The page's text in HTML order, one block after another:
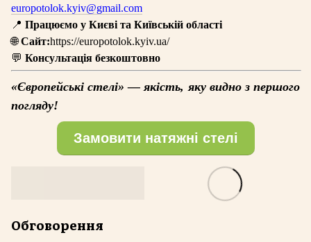
europotolok.kyiv@gmail.com
📍 Працюємо у Києві та Київській області
🌐 Сайт:https://europotolok.kyiv.ua/
💬 Консультація безкоштовно
«Європейські стелі» — якість, яку видно з першого
погляду!
Замовити натяжні стелі
Обговорення